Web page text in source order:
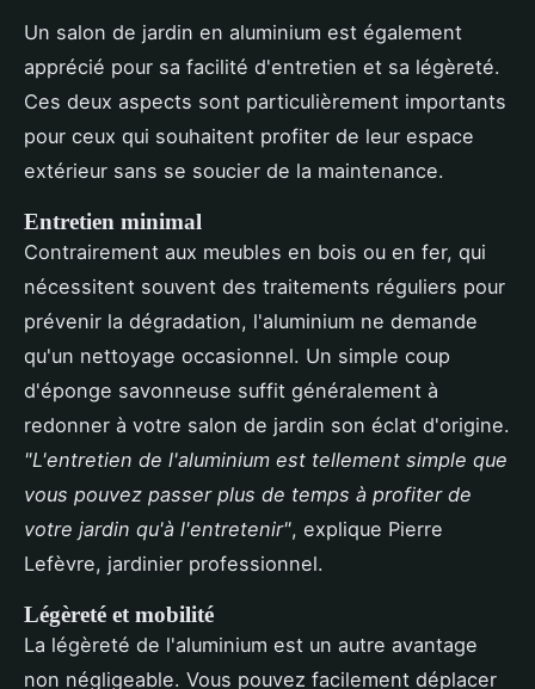
Un salon de jardin en aluminium est également
apprécié pour sa facilité d'entretien et sa légèreté.
Ces deux aspects sont particulièrement importants
pour ceux qui souhaitent profiter de leur espace
extérieur sans se soucier de la maintenance.
Entretien minimal
Contrairement aux meubles en bois ou en fer, qui
nécessitent souvent des traitements réguliers pour
prévenir la dégradation, l'aluminium ne demande
qu'un nettoyage occasionnel. Un simple coup
d'éponge savonneuse suffit généralement à
redonner à votre salon de jardin son éclat d'origine.
"L'entretien de l'aluminium est tellement simple que
vous pouvez passer plus de temps à profiter de
votre jardin qu'à l'entretenir", explique Pierre
Lefèvre, jardinier professionnel.
Légèreté et mobilité
La légèreté de l'aluminium est un autre avantage
non négligeable. Vous pouvez facilement déplacer